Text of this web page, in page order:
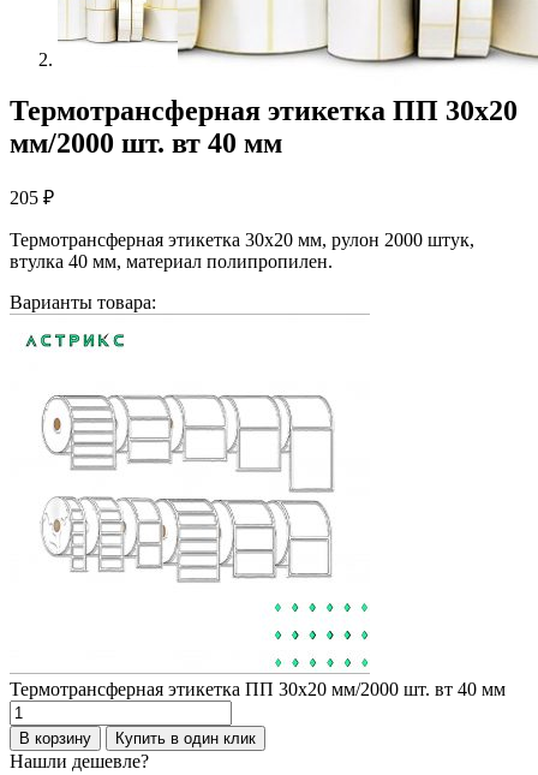
Термотрансферная этикетка ПП 30х20
мм/2000 шт. вт 40 мм
205 ₽
Термотрансферная этикетка 30х20 мм, рулон 2000 штук,
втулка 40 мм, материал полипропилен.
Варианты товара:
Термотрансферная этикетка ПП 30х20 мм/2000 шт. вт 40 мм
Количество
товара
Термотрансферная
В корзину Купить в один клик
Нашли дешевле?